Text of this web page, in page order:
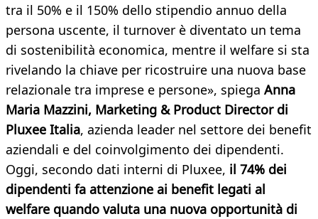
tra il 50% e il 150% dello stipendio annuo della
persona uscente, il turnover è diventato un tema
di sostenibilità economica, mentre il welfare si sta
rivelando la chiave per ricostruire una nuova base
relazionale tra imprese e persone», spiega Anna
Maria Mazzini, Marketing & Product Director di
Pluxee Italia, azienda leader nel settore dei benefit
aziendali e del coinvolgimento dei dipendenti.
Oggi, secondo dati interni di Pluxee, il 74% dei
dipendenti fa attenzione ai benefit legati al
welfare quando valuta una nuova opportunità di